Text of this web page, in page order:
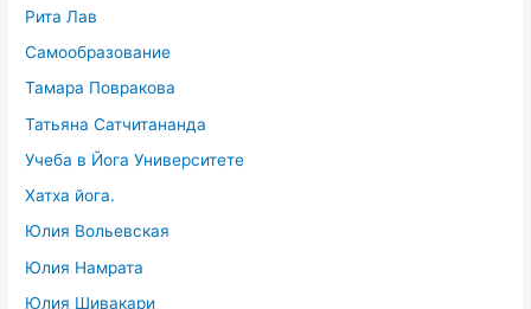
Рита Лав
Самообразование
Тамара Повракова
Татьяна Сатчитананда
Учеба в Йога Университете
Хатха йога.
Юлия Вольевская
Юлия Намрата
Юлия Шивакари